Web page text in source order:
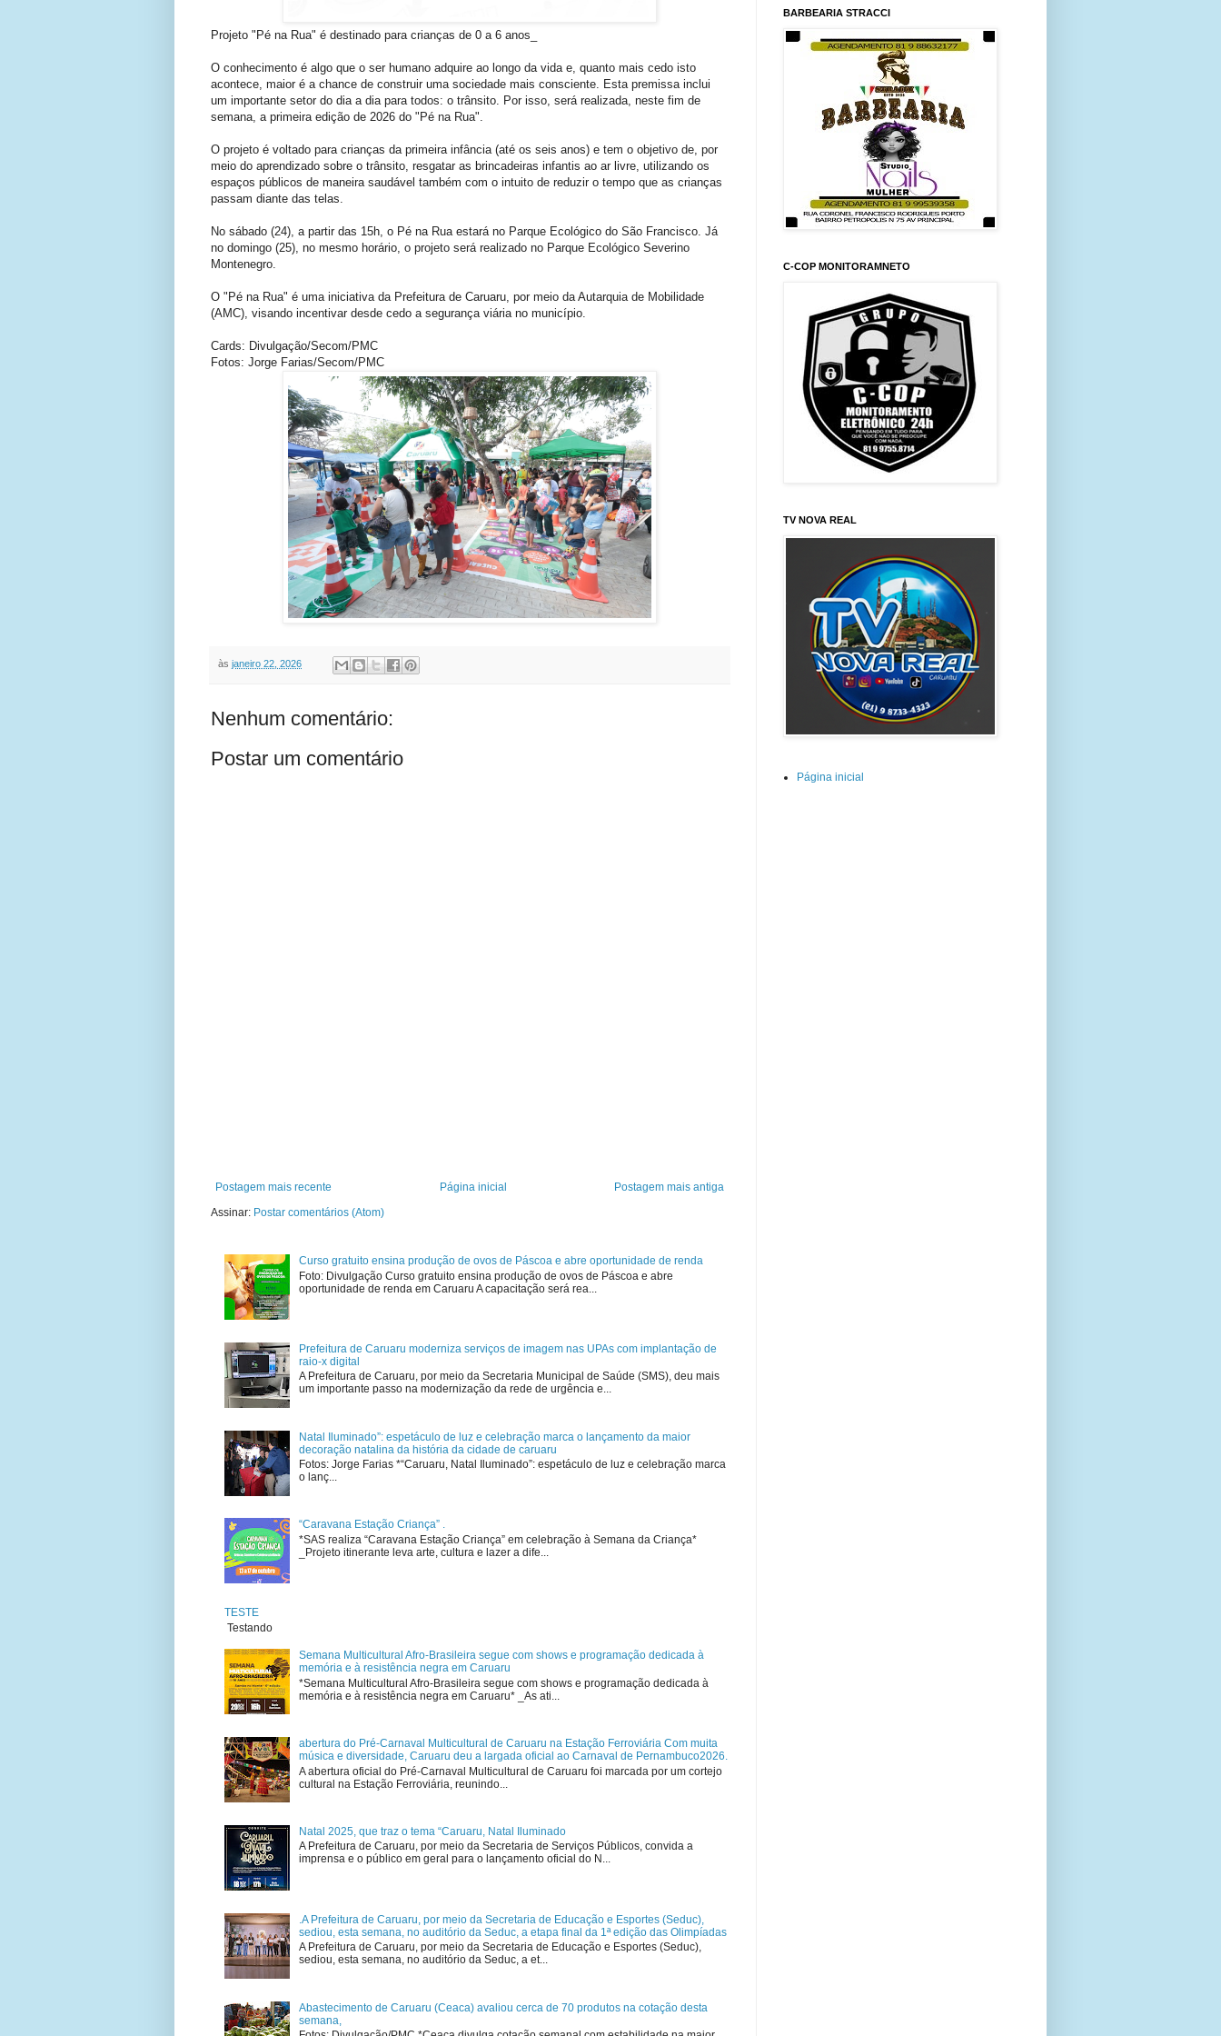
Projeto "Pé na Rua" é destinado para crianças de 0 a 6 anos_
O conhecimento é algo que o ser humano adquire ao longo da vida e, quanto mais cedo isto
acontece, maior é a chance de construir uma sociedade mais consciente. Esta premissa inclui
um importante setor do dia a dia para todos: o trânsito. Por isso, será realizada, neste fim de
semana, a primeira edição de 2026 do "Pé na Rua".
O projeto é voltado para crianças da primeira infância (até os seis anos) e tem o objetivo de, por
meio do aprendizado sobre o trânsito, resgatar as brincadeiras infantis ao ar livre, utilizando os
espaços públicos de maneira saudável também com o intuito de reduzir o tempo que as crianças
passam diante das telas.
No sábado (24), a partir das 15h, o Pé na Rua estará no Parque Ecológico do São Francisco. Já
no domingo (25), no mesmo horário, o projeto será realizado no Parque Ecológico Severino
Montenegro.
O "Pé na Rua" é uma iniciativa da Prefeitura de Caruaru, por meio da Autarquia de Mobilidade
(AMC), visando incentivar desde cedo a segurança viária no município.
Cards: Divulgação/Secom/PMC
Fotos: Jorge Farias/Secom/PMC
às janeiro 22, 2026
Nenhum comentário:
Postar um comentário
Postagem mais recente Postagem mais antiga
Página inicial
Assinar: Postar comentários (Atom)
Curso gratuito ensina produção de ovos de Páscoa e abre oportunidade de renda
Foto: Divulgação Curso gratuito ensina produção de ovos de Páscoa e abre
oportunidade de renda em Caruaru A capacitação será rea...
Prefeitura de Caruaru moderniza serviços de imagem nas UPAs com implantação de
raio-x digital
A Prefeitura de Caruaru, por meio da Secretaria Municipal de Saúde (SMS), deu mais
um importante passo na modernização da rede de urgência e...
Natal Iluminado”: espetáculo de luz e celebração marca o lançamento da maior
decoração natalina da história da cidade de caruaru
Fotos: Jorge Farias *“Caruaru, Natal Iluminado”: espetáculo de luz e celebração marca
o lanç...
“Caravana Estação Criança” .
*SAS realiza “Caravana Estação Criança” em celebração à Semana da Criança*
_Projeto itinerante leva arte, cultura e lazer a dife...
TESTE
Testando
Semana Multicultural Afro-Brasileira segue com shows e programação dedicada à
memória e à resistência negra em Caruaru
*Semana Multicultural Afro-Brasileira segue com shows e programação dedicada à
memória e à resistência negra em Caruaru* _As ati...
abertura do Pré-Carnaval Multicultural de Caruaru na Estação Ferroviária Com muita
música e diversidade, Caruaru deu a largada oficial ao Carnaval de Pernambuco2026.
A abertura oficial do Pré-Carnaval Multicultural de Caruaru foi marcada por um cortejo
cultural na Estação Ferroviária, reunindo...
Natal 2025, que traz o tema “Caruaru, Natal Iluminado
A Prefeitura de Caruaru, por meio da Secretaria de Serviços Públicos, convida a
imprensa e o público em geral para o lançamento oficial do N...
.A Prefeitura de Caruaru, por meio da Secretaria de Educação e Esportes (Seduc),
sediou, esta semana, no auditório da Seduc, a etapa final da 1ª edição das Olimpíadas
A Prefeitura de Caruaru, por meio da Secretaria de Educação e Esportes (Seduc),
sediou, esta semana, no auditório da Seduc, a et...
Abastecimento de Caruaru (Ceaca) avaliou cerca de 70 produtos na cotação desta
semana,
BARBEARIA STRACCI
C-COP MONITORAMNETO
TV NOVA REAL
Página inicial